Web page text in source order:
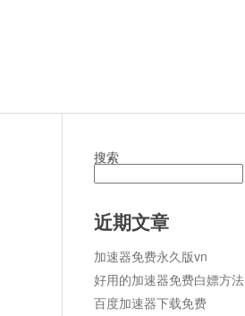
搜索
近期文章
加速器免费永久版vn
好用的加速器免费白嫖方法
百度加速器下载免费